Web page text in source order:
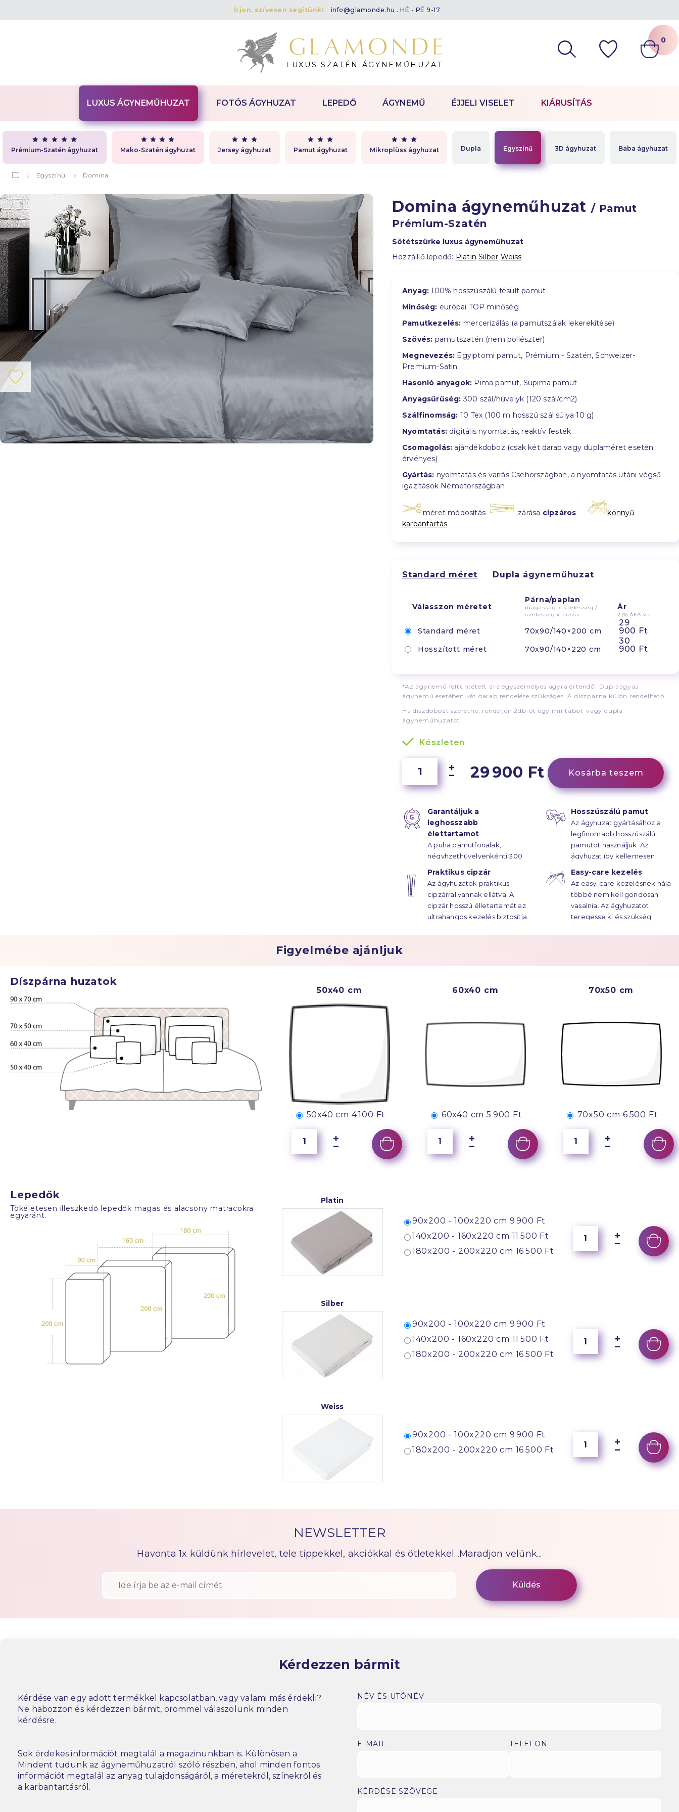
Írjon, szívesen segítünk! info@glamonde.hu . HÉ - PÉ 9-17
LUXUS SZATÉN ÁGYNEMŰHUZAT
0
LUXUS ÁGYNEMŰHUZAT
Prémium-Szatén ágyhuzat Mako-Szatén ágyhuzat Jersey ágyhuzat Pamut ágyhuzat Mikroplüss ágyhuzat Dupla Egyszínű 3D ágyhuzat Baba ágyhuzat
FOTÓS ÁGYHUZAT LEPEDŐ ÁGYNEMŰ ÉJJELI VISELET KIÁRUSÍTÁS
Egyszínű Domina
Domina ágyneműhuzat/ Pamut
Prémium-Szatén
Sötétszürke luxus ágyneműhuzat
Hozzáillő lepedő: Platin Silber Weiss
Anyag: 100% hosszúszálú fésült pamut
Minőség: európai TOP minőség
Pamutkezelés: mercerizálás (a pamutszálak lekerekítése)
Szövés: pamutszatén (nem poliészter)
Megnevezés: Egyiptomi pamut, Prémium - Szatén, Schweizer-
Premium-Satin
Hasonló anyagok: Pima pamut, Supima pamut
Anyagsűrűség: 300 szál/hüvelyk (120 szál/cm2)
Szálfinomság: 10 Tex (100 m hosszú szál súlya 10 g)
Nyomtatás: digitális nyomtatás, reaktív festék
Csomagolás: ajándékdoboz (csak két darab vagy duplaméret esetén
érvényes)
Gyártás: nyomtatás és varrás Csehországban, a nyomtatás utáni végső
igazítások Németországban
méret módosítás zárása cipzáros
könnyű
karbantartás
Standard méret Dupla ágyneműhuzat
Válasszon méretet
Párna/paplan
magasság x szélesség /
szélesség x hossz
Ár
21% ÁFA-val
Standard méret 70x90/140×200 cm
29
900 Ft
Hosszított méret 70x90/140×220 cm
30
900 Ft
*Az ágynemű feltüntetett ára egyszemélyes ágyra értendő! Duplaágyas
ágynemű esetében két darab rendelése szükséges. A díszpárna külön rendelhető.
Ha díszdobozt szeretne, rendeljen 2db-ot egy mintából, vagy dupla
ágyneműhuzatot.
Készleten
29 900 Ft Kosárba teszem
Garantáljuk a
leghosszabb
élettartamot
A puha pamutfonalak,
négyhzethüvelyenkénti 300
szál sűrűsségű
szaténkötésének hála, az
ágyhuzatok élettartama
évtizedekre húzódik.
Hosszúszálú pamut
Az ágyhuzat gyártásához a
legfinomabb hosszúszálú
pamutot használjuk. Az
ágyhuzat így kellemesen
Praktikus cipzár
Az ágyhuzatok praktikus
cipzárral vannak ellátva. A
cipzár hosszú élletartamát az
ultrahangos kezelés biztosítja.
Easy-care kezelés
Az easy-care kezelésnek hála
többé nem kell gondosan
vasalnia. Az ágyhuzatot
teregesse ki és szükség
Figyelmébe ajánljuk
Díszpárna huzatok
50x40 cm
50x40 cm 4 100 Ft
60x40 cm
60x40 cm 5 900 Ft
70x50 cm
70x50 cm 6 500 Ft
Lepedők
Tökéletesen illeszkedő lepedők magas és alacsony matracokra
egyaránt.
Platin
90x200 - 100x220 cm 9 900 Ft
140x200 - 160x220 cm 11 500 Ft
180x200 - 200x220 cm 16 500 Ft
Silber
90x200 - 100x220 cm 9 900 Ft
140x200 - 160x220 cm 11 500 Ft
180x200 - 200x220 cm 16 500 Ft
Weiss
90x200 - 100x220 cm 9 900 Ft
180x200 - 200x220 cm 16 500 Ft
NEWSLETTER
Havonta 1x küldünk hírlevelet, tele tippekkel, akciókkal és ötletekkel...Maradjon velünk...
Kérdezzen bármit
Kérdése van egy adott termékkel kapcsolatban, vagy valami más érdekli?
Ne habozzon és kérdezzen bármit, örömmel válaszolunk minden
kérdésre.
Sok érdekes információt megtalál a magazinunkban is. Különösen a
Mindent tudunk az ágyneműhuzatról szóló részben, ahol minden fontos
információt megtalál az anyag tulajdonságáról, a méretekről, színekről és
a karbantartásról.
NÉV ÉS UTÓNÉV
E-MAIL TELEFON
KÉRDÉSE SZÖVEGE